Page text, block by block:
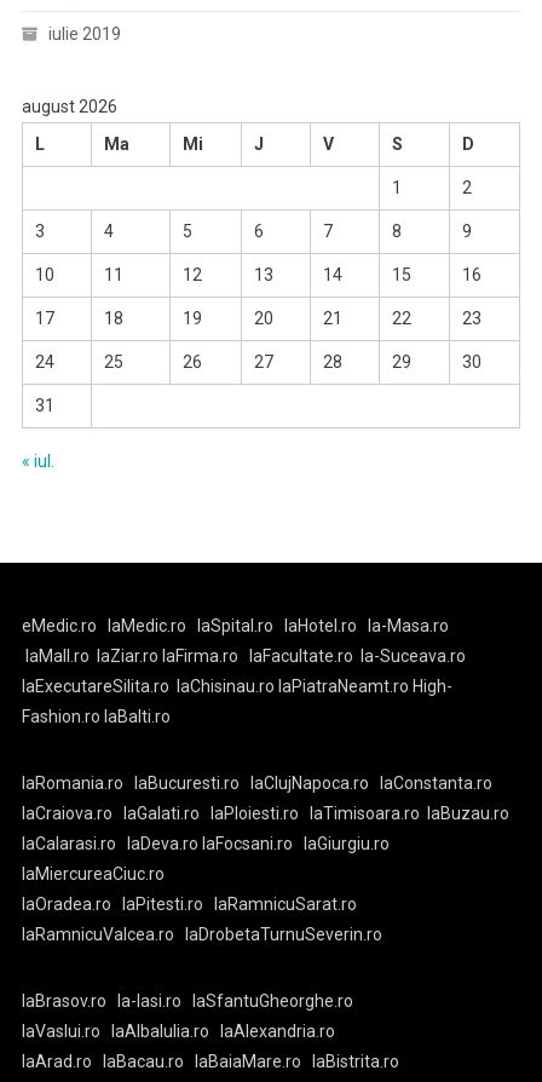
iulie 2019
august 2026
L
Ma Mi J V S D
1 2
3 4 5 6 7 8 9
10 11 12 13 14 15 16
17 18 19 20 21 22 23
24 25 26 27 28 29 30
31
« iul.
eMedic.ro laMedic.ro laSpital.ro laHotel.ro
la-Masa.ro
laMall.ro
laZiar.ro laFirma.ro laFacultate.ro
la-Suceava.ro
laExecutareSilita.ro
laChisinau.ro laPiatraNeamt.ro High-
Fashion.ro laBalti.ro
laRomania.ro laBucuresti.ro laClujNapoca.ro
laConstanta.ro
laCraiova.ro
laGalati.ro laPloiesti.ro laTimisoara.ro
laBuzau.ro
laCalarasi.ro
laDeva.ro laFocsani.ro
laGiurgiu.ro
laMiercureaCiuc.ro
laOradea.ro
laPitesti.ro
laRamnicuSarat.ro
laRamnicuValcea.ro
laDrobetaTurnuSeverin.ro
laBrasov.ro la-Iasi.ro
laSfantuGheorghe.ro
laVaslui.ro
laAlbaIulia.ro
laAlexandria.ro
laArad.ro
laBacau.ro laBaiaMare.ro laBistrita.ro